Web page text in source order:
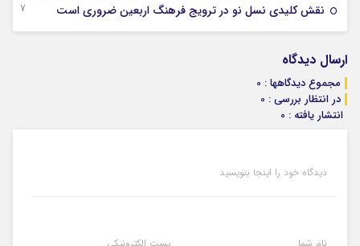
نقش کلیدی نسل نو در ترویج فرهنگ اربعین ضروری است 27 جولای 2026
ارسال دیدگاه
مجموع دیدگاهها : 0
در انتظار بررسی : 0
انتشار یافته : 0
دیدگاه خود را اینجا بنویسید